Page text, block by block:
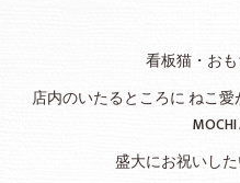
看板猫・お
店内のいたるところに ねこ愛
盛大にお祝いし